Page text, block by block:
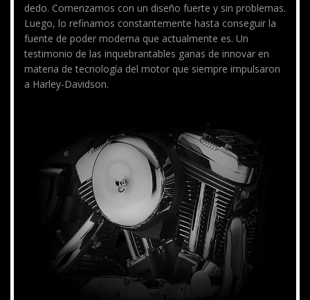
dedo. Comenzamos con un diseño fuerte y sin problemas.
Luego, lo refinamos constantemente hasta conseguir la
fuente de poder moderna que actualmente es. Un
testimonio de las inquebrantables ganas de innovar en
materia de tecnología del motor que siempre impulsaron
a Harley-Davidson.